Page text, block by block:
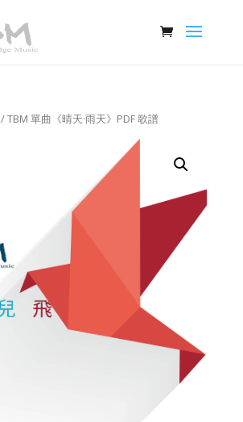
/ TBM 單曲《晴天·雨天》PDF 歌譜